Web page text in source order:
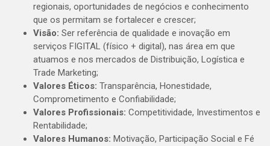
regionais, oportunidades de negócios e conhecimento
que os permitam se fortalecer e crescer;
Visão: Ser referência de qualidade e inovação em
serviços FIGITAL (físico + digital), nas área em que
atuamos e nos mercados de Distribuição, Logística e
Trade Marketing;
Valores Éticos: Transparência, Honestidade,
Comprometimento e Confiabilidade;
Valores Profissionais: Competitividade, Investimentos e
Rentabilidade;
Valores Humanos: Motivação, Participação Social e Fé